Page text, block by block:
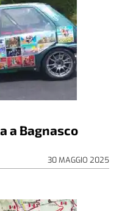
a Bagnasco
30 MAGGIO 2025